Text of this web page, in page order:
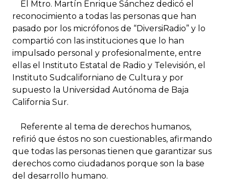
El Mtro. Martín Enrique Sánchez dedicó el
reconocimiento a todas las personas que han
pasado por los micrófonos de “DiversiRadio” y lo
compartió con las instituciones que lo han
impulsado personal y profesionalmente, entre
ellas el Instituto Estatal de Radio y Televisión, el
Instituto Sudcaliforniano de Cultura y por
supuesto la Universidad Autónoma de Baja
California Sur.
Referente al tema de derechos humanos,
refirió que éstos no son cuestionables, afirmando
que todas las personas tienen que garantizar sus
derechos como ciudadanos porque son la base
del desarrollo humano.